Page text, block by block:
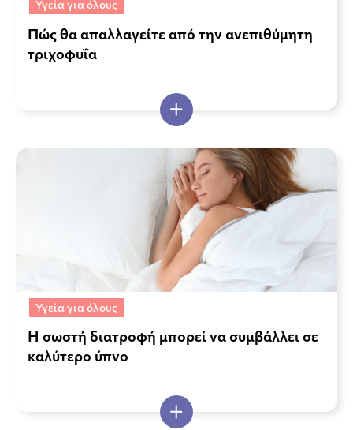
Υγεία για όλους
Πώς θα απαλλαγείτε από την ανεπιθύμητη
τριχοφυΐα
Υγεία για όλους
Η σωστή διατροφή μπορεί να συμβάλλει σε
καλύτερο ύπνο